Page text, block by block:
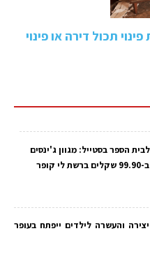
תכול דירה או פינוי
הספר בסטייל: מגוון ג'ינסים
לילדים ב-99.90 שקלים ברשת לי קופר
והעשרה לילדים ייפתח בעופר